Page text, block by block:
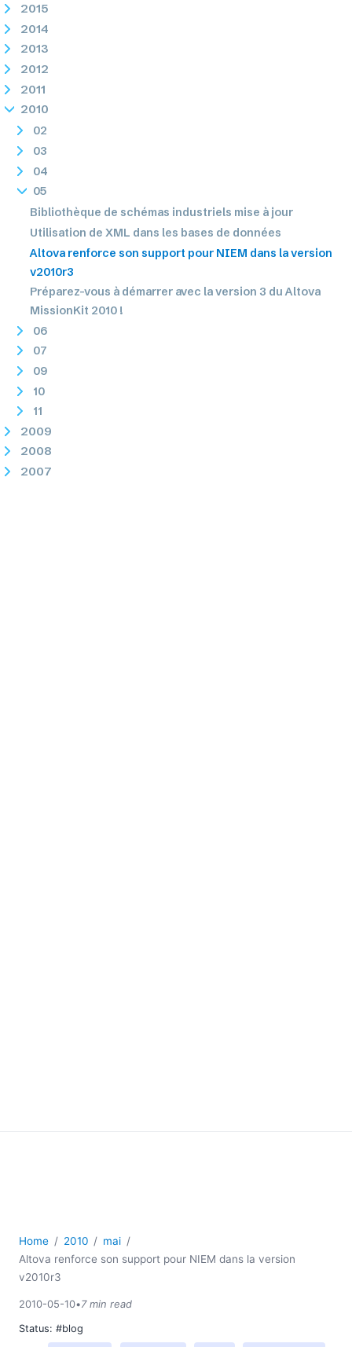
2015
2014
2013
2012
2011
2010
02
03
04
05
Bibliothèque de schémas industriels mise à jour
Utilisation de XML dans les bases de données
Altova renforce son support pour NIEM dans la version
v2010r3
Préparez-vous à démarrer avec la version 3 du Altova
MissionKit 2010 !
06
07
09
10
11
2009
2008
2007
Home 2010
mai
Altova renforce son support pour NIEM dans la version
v2010r3
2010-05-10•7 min read
Status: #blog